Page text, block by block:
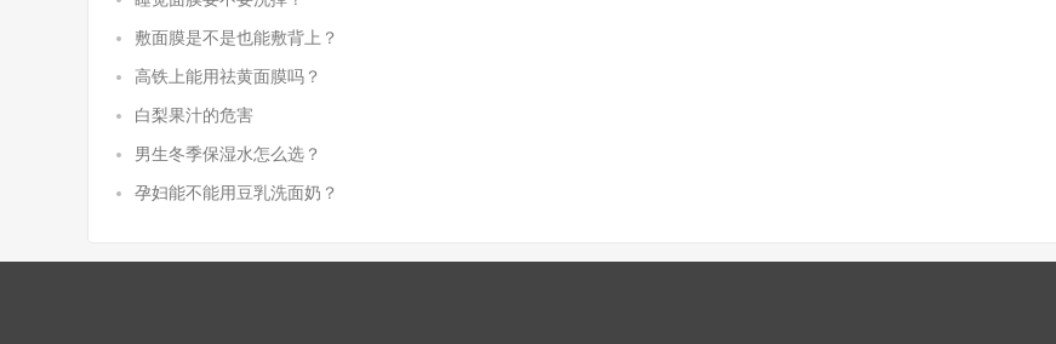
敷面膜是不是也能敷背上？
高铁上能用祛黄面膜吗？
白梨果汁的危害
男生冬季保湿水怎么选？
孕妇能不能用豆乳洗面奶？